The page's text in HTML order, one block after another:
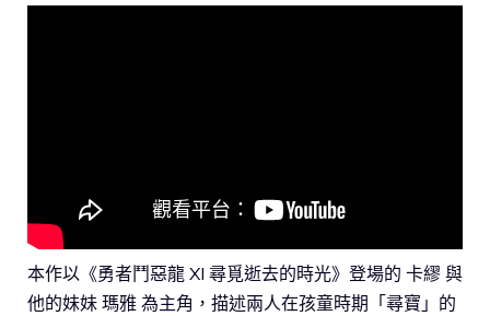
本作以《勇者鬥惡龍 XI 尋覓逝去的時光》登場的 卡繆 與
他的妹妹 瑪雅 為主角，描述兩人在孩童時期「尋寶」的